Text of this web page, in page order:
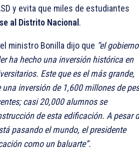
y evita que miles de estudiantes
al Distrito Nacional.
ministro Bonilla dijo que “el gobierno
ha hecho una inversión histórica en
Este que es el más grande,
inversión de 1,600 millones de
casi 20,000 alumnos se
de esta edificación. A pesar
pasando el mundo, el presidente
como un baluarte”.